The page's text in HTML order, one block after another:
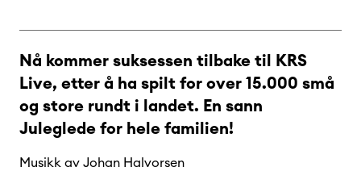
Nå kommer suksessen tilbake til KRS
Live, etter å ha spilt for over 15.000 små
og store rundt i landet. En sann
Juleglede for hele familien!
Musikk av Johan Halvorsen